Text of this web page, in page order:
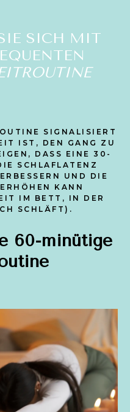
SICH MIT
SIGNALISIERT
IST, DEN GANG ZU
DASS EINE 30-
SCHLAFLATENZ
UND DIE
KANN
IM BETT, IN DER
SCHLÄFT).
60-minütige